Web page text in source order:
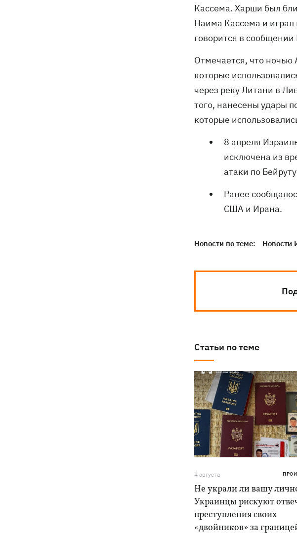
Кассема. Харши был
Наима Кассема и играл
говорится в
Отмечается, что
которые
через реку Литани в
того, нанесены удары
которые
8 апреля
исключена из
атаки по
Ранее
США и Ирана.
Новости по теме: Новости
Статьи по теме
4 августа
Не украли ли вашу
Украинцы рискуют
преступления своих
«двойников» за